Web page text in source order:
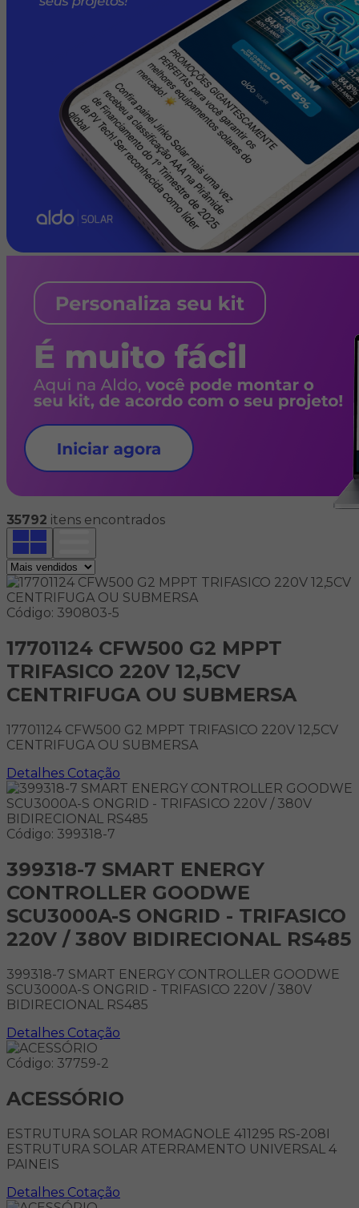
35792 itens encontrados
Código: 390803-5
17701124 CFW500 G2 MPPT
TRIFASICO 220V 12,5CV
CENTRIFUGA OU SUBMERSA
17701124 CFW500 G2 MPPT TRIFASICO 220V 12,5CV
CENTRIFUGA OU SUBMERSA
Detalhes Cotação
Código: 399318-7
399318-7 SMART ENERGY
CONTROLLER GOODWE
SCU3000A-S ONGRID - TRIFASICO
220V / 380V BIDIRECIONAL RS485
399318-7 SMART ENERGY CONTROLLER GOODWE
SCU3000A-S ONGRID - TRIFASICO 220V / 380V
BIDIRECIONAL RS485
Detalhes Cotação
Código: 37759-2
ACESSÓRIO
ESTRUTURA SOLAR ROMAGNOLE 411295 RS-208I
ESTRUTURA SOLAR ATERRAMENTO UNIVERSAL 4
PAINEIS
Detalhes Cotação